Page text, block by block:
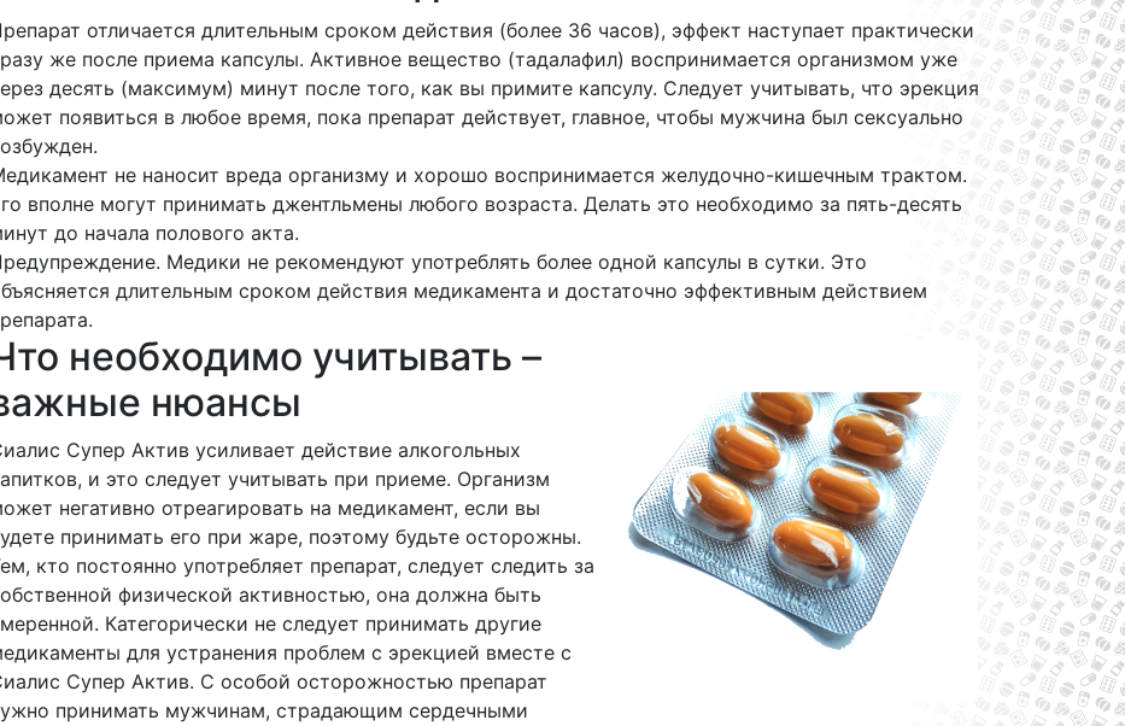
отличается длительным сроком действия (более 36 часов), эффект наступает практически
же после приема капсулы. Активное вещество (тадалафил) воспринимается организмом уже
десять (максимум) минут после того, как вы примите капсулу. Следует учитывать, что эрекция
появиться в любое время, пока препарат действует, главное, чтобы мужчина был сексуально
не наносит вреда организму и хорошо воспринимается желудочно-кишечным трактом.
вполне могут принимать джентльмены любого возраста. Делать это необходимо за пять-десять
до начала полового акта.
Медики не рекомендуют употреблять более одной капсулы в сутки. Это
длительным сроком действия медикамента и достаточно эффективным действием
необходимо учитывать –
нюансы
Супер Актив усиливает действие алкогольных
и это следует учитывать при приеме. Организм
негативно отреагировать на медикамент, если вы
принимать его при жаре, поэтому будьте осторожны.
кто постоянно употребляет препарат, следует следить за
физической активностью, она должна быть
Категорически не следует принимать другие
для устранения проблем с эрекцией вместе с
Супер Актив. С особой осторожностью препарат
принимать мужчинам, страдающим сердечными